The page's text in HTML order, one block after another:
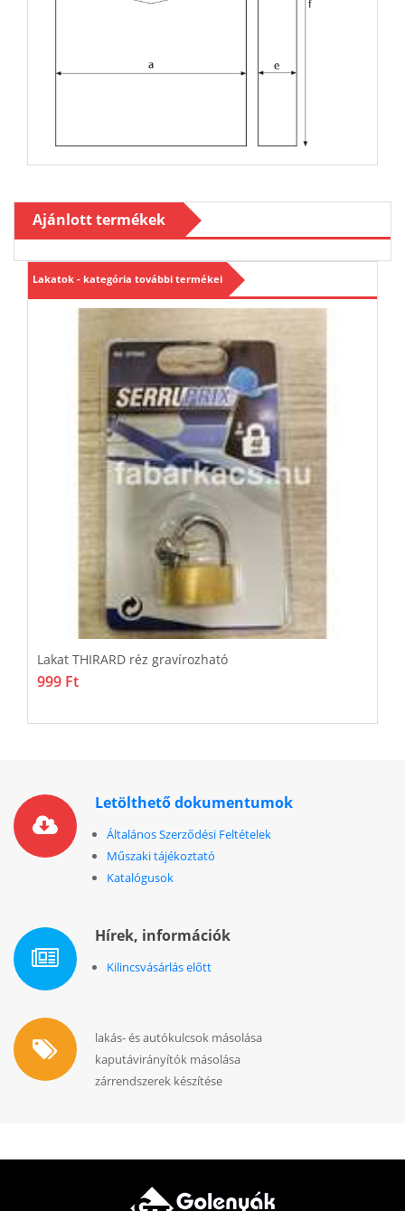
Ajánlott termékek
Lakatok - kategória további termékei
Lakat THIRARD réz gravírozható
999 Ft
Letölthető dokumentumok
Általános Szerződési Feltételek
Műszaki tájékoztató
Katalógusok
Hírek, információk
Kilincsvásárlás előtt
lakás- és autókulcsok másolása
kaputávirányítók másolása
zárrendszerek készítése